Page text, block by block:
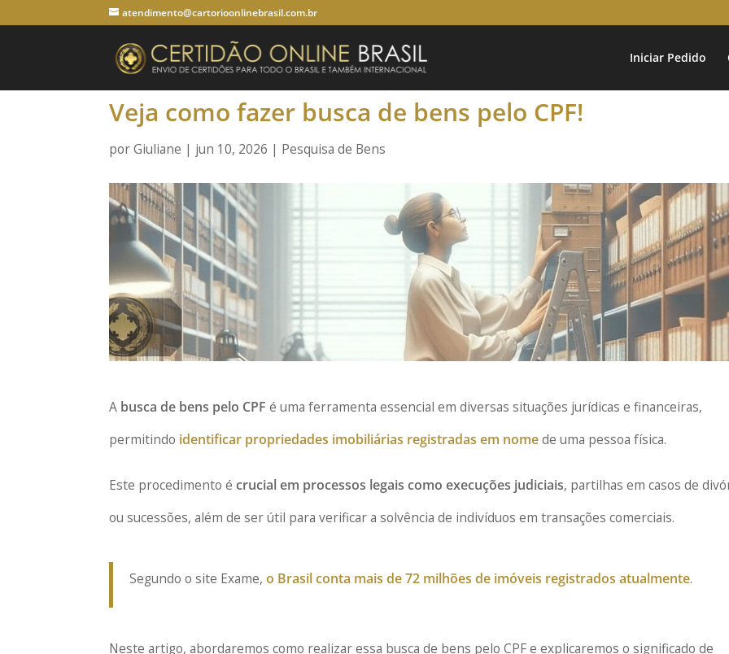
atendimento@cartorioonlinebrasil.com.br
Iniciar Pedido
Veja como fazer busca de bens pelo CPF!
porGiuliane | jun 10, 2026 | Pesquisa de Bens
A busca de bens pelo CPF é uma ferramenta essencial em diversas situações jurídicas e financeiras,
permitindo identificar propriedades imobiliárias registradas em nomede uma pessoa física.
Este procedimento écrucial em processos legais como execuções judiciais, partilhas em casos de
ou sucessões, além de ser útil para verificar a solvência de indivíduos em transações comerciais.
Segundo o site Exame,o Brasil conta mais de 72 milhões de imóveis registrados atualmente.
Neste artigo, abordaremos como realizar essa busca de bens pelo CPF e explicaremos o significado de